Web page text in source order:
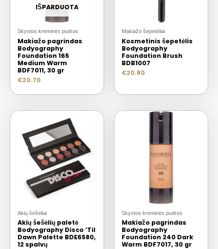
IŠPARDUOTA
Skystos kreminės pudros
Makiažo pagrindas
Bodyography
Foundation 165
Medium Warm
BDF7011, 30 gr
€20.70
Makiažo šepetėliai
Kosmetinis šepetėlis
Bodyography
Foundation Brush
BDB1007
€20.80
Akių šešėliai
Akių šešėlių paletė
Bodyography Disco ‘Til
Dawn Palette BDE6580,
12 spalvų
Skystos kreminės pudros
Makiažo pagrindas
Bodyography
Foundation 240 Dark
Warm BDF7017, 30 gr